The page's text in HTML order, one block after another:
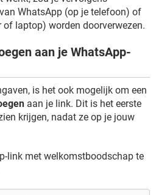
WhatsApp (op je telefoon) of
laptop) worden doorverwezen.
aan je WhatsApp-
is het ook mogelijk om een
aan je link. Dit is het eerste
krijgen, nadat ze op je jouw
link met welkomstboodschap te